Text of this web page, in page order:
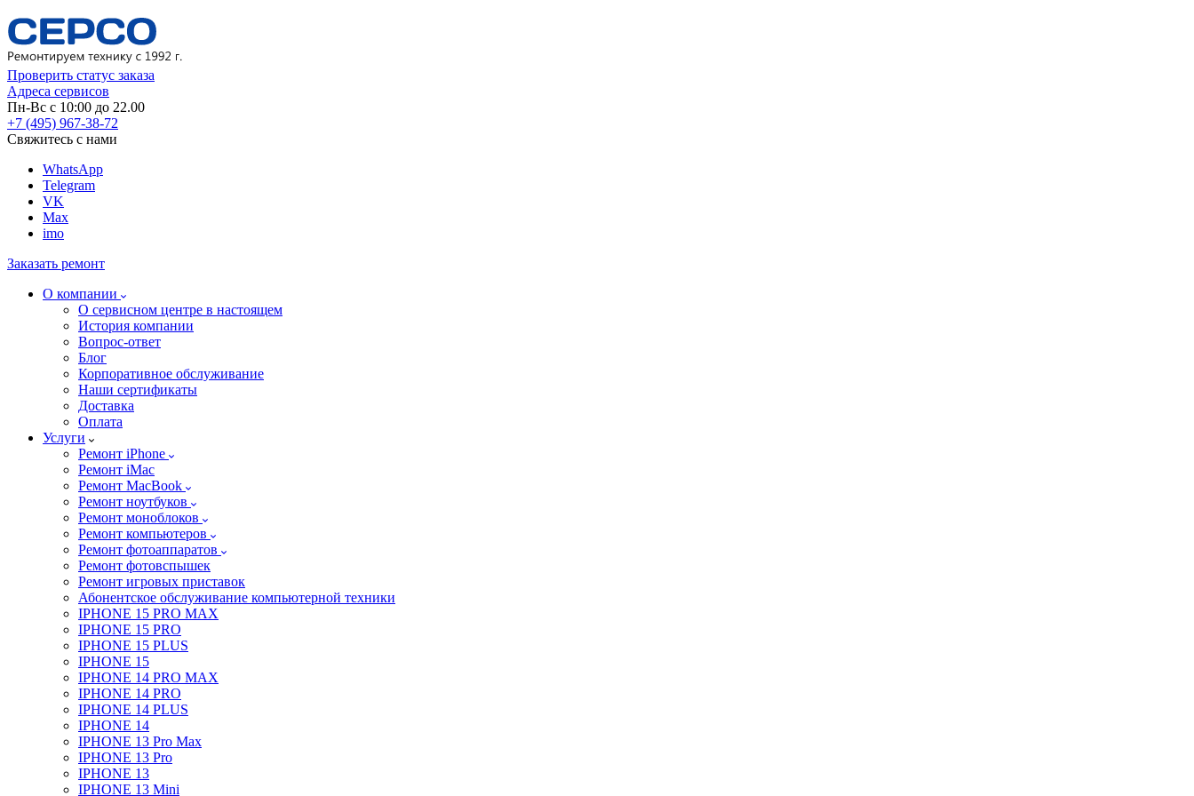
Проверить статус заказа
Адреса сервисов
Пн-Вс с 10:00 до 22.00
+7 (495) 967-38-72
Свяжитесь с нами
WhatsApp
Telegram
VK
Max
imo
Заказать ремонт
О компании
О сервисном центре в настоящем
История компании
Вопрос-ответ
Блог
Корпоративное обслуживание
Наши сертификаты
Доставка
Оплата
Услуги
Ремонт iPhone
Ремонт iMac
Ремонт MacBook
Ремонт ноутбуков
Ремонт моноблоков
Ремонт компьютеров
Ремонт фотоаппаратов
Ремонт фотовспышек
Ремонт игровых приставок
Абонентское обслуживание компьютерной техники
IPHONE 15 PRO MAX
IPHONE 15 PRO
IPHONE 15 PLUS
IPHONE 15
IPHONE 14 PRO MAX
IPHONE 14 PRO
IPHONE 14 PLUS
IPHONE 14
IPHONE 13 Pro Max
IPHONE 13 Pro
IPHONE 13
IPHONE 13 Mini